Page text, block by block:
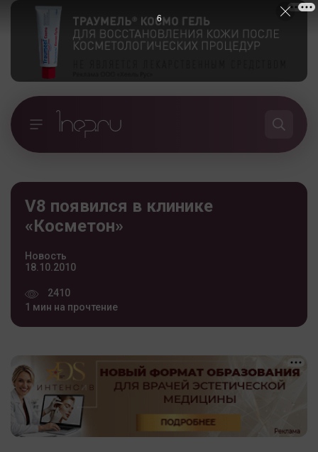
V8 появился в клинике
«Косметон»
Новость
18.10.2010
2410
1 мин на прочтение
5